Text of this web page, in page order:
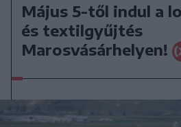
Május 5-től indul a
és textilgyűjtés
Marosvásárhelyen!